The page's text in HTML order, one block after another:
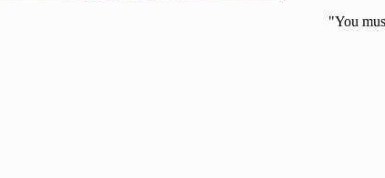
"You